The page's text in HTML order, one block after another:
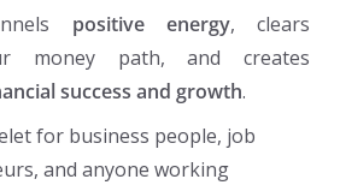
positive energy, clears
money path, and creates
success and growth.
for business people, job
and anyone working